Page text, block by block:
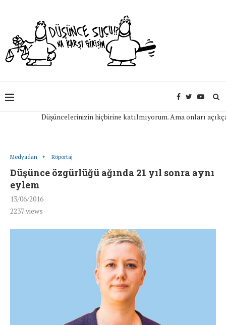
Düşüncelerinizin hiçbirine katılmıyorum. Ama onları açıkça
Medyadan Röportaj
Düşünce özgürlüğü ağında 21 yıl sonra aynı
eylem
13/06/2016
2237views